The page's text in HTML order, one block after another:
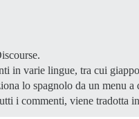
in varie lingue, tra cui
lo spagnolo da un menu
i commenti, viene tradotta